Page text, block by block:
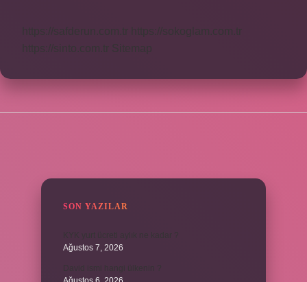
https://safderun.com.tr
https://sokoglam.com.tr
https://sinto.com.tr
Sitemap
SON YAZILAR
Ağustos 7, 2026